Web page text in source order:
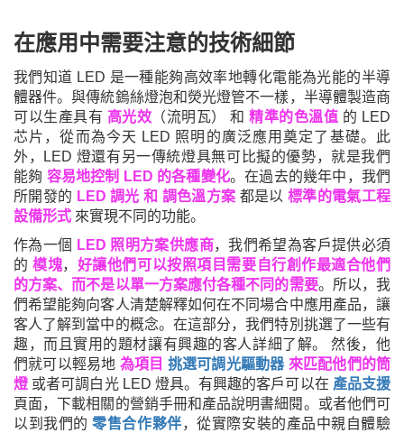
在應用中需要注意的技術細節
我們知道 LED 是一種能夠高效率地轉化電能為光能的半導
體器件。與傳統鎢絲燈泡和熒光燈管不一樣，半導體製造商
可以生產具有 高光效 （流明瓦） 和精準的色溫值 的 LED
芯片，從而為今天 LED 照明的廣泛應用奠定了基礎。
此
外，LED 燈還有另一傳統燈具無可比擬的優勢，就是我們
能夠 容易地控制 LED 的各種變化。在過去的幾年中，我們
所開發的 LED 調光 和 調色溫方案 都是以標準的電氣工程
設備形式 來實現不同的功能。
作為一個 LED 照明方案供應商，我們希望為客戶提供必須
的模塊， 好讓他們可以按照項目需要自行創作最適合他們
的方案、而不是以單一方案應付各種不同的需要。所以，我
們希望能夠向客人清楚解釋如何在不同場合中應用產品，讓
客人了解到當中的概念。 在這部分，我們特別挑選了一些有
趣，而且實用的題材讓有興趣的客人詳細了解。 然後，他
們就可以輕易地 為項目 挑選可調光驅動器來匹配他們的筒
燈或者可調白光 LED 燈具。有興趣的客戶可以在 產品支援
頁面，下載相關的營銷手冊和產品說明書細閱。或者他們可
以到我們的零售合作夥伴，從實際安裝的產品中親自體驗